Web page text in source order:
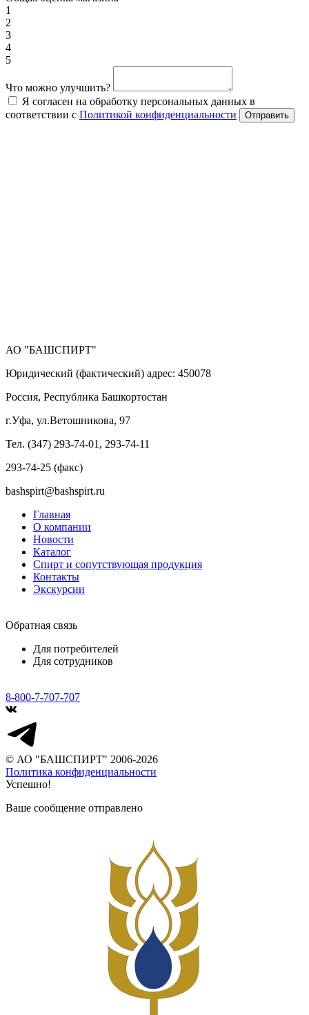
1
2
3
4
5
Что можно улучшить?
Я согласен на обработку персональных данных в
соответствии с Политикой конфиденциальности Отправить
АО "БАШСПИРТ"
Юридический (фактический) адрес: 450078
Россия, Республика Башкортостан
г.Уфа, ул.Ветошникова, 97
Тел. (347) 293-74-01, 293-74-11
293-74-25 (факс)
bashspirt@bashspirt.ru
Главная
О компании
Новости
Каталог
Спирт и сопутствующая продукция
Контакты
Экскурсии
Обратная связь
Для потребителей
Для сотрудников
8-800-7-707-707
© АО "БАШСПИРТ" 2006-2026
Политика конфиденциальности
Успешно!
Ваше сообщение отправлено